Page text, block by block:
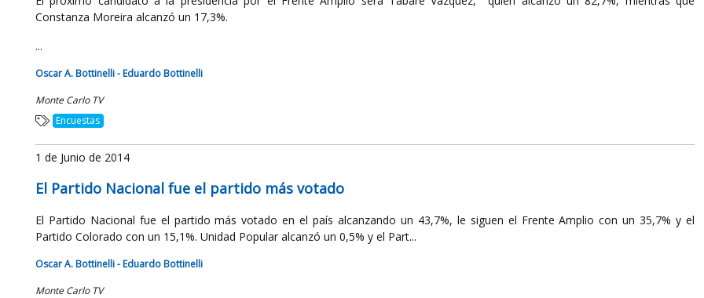
Constanza Moreira alcanzó un 17,3%.
...
Oscar A. Bottinelli - Eduardo Bottinelli
Monte Carlo TV
Encuestas
1 de Junio de 2014
El Partido Nacional fue el partido más votado
El Partido Nacional fue el partido más votado en el país alcanzando un 43,7%, le siguen el Frente Amplio con un 35,7% y el
Partido Colorado con un 15,1%. Unidad Popular alcanzó un 0,5% y el Part...
Oscar A. Bottinelli - Eduardo Bottinelli
Monte Carlo TV